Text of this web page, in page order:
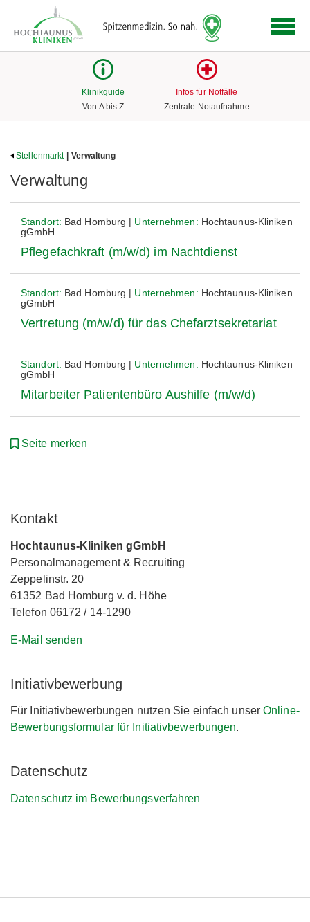
Link
zur
Klinikguide
Von A bis Z
Infos für Notfälle
Zentrale Notaufnahme
Stellenmarkt | Verwaltung
Verwaltung
Standort: Bad Homburg | Unternehmen: Hochtaunus-Kliniken
gGmbH
Pflegefachkraft (m/w/d) im Nachtdienst
Standort: Bad Homburg | Unternehmen: Hochtaunus-Kliniken
gGmbH
Vertretung (m/w/d) für das Chefarztsekretariat
Standort: Bad Homburg | Unternehmen: Hochtaunus-Kliniken
gGmbH
Mitarbeiter Patientenbüro Aushilfe (m/w/d)
Seite merken
Kontakt
Hochtaunus-Kliniken gGmbH
Personalmanagement & Recruiting
Zeppelinstr. 20
61352 Bad Homburg v. d. Höhe
Telefon 06172 / 14-1290
E-Mail senden
Initiativbewerbung
Für Initiativbewerbungen nutzen Sie einfach unserOnline-
Bewerbungsformular für Initiativbewerbungen.
Datenschutz
Datenschutz im Bewerbungsverfahren